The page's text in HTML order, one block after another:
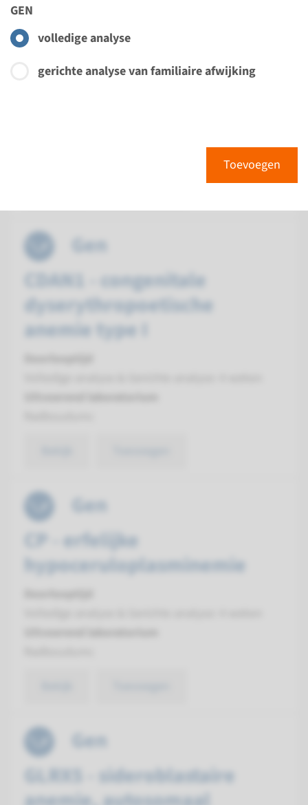
GEN
volledige analyse
gerichte analyse van familiaire afwijking
Toevoegen
dyserythropoetische
anemie type Ib
Doorlooptijd
Gen
CDAN1 - congenitale
dyserythropoetische
anemie type I
Gen
CP - erfelijke
hypoceruloplasminemie
Gen
GLRX5 - sideroblastaire